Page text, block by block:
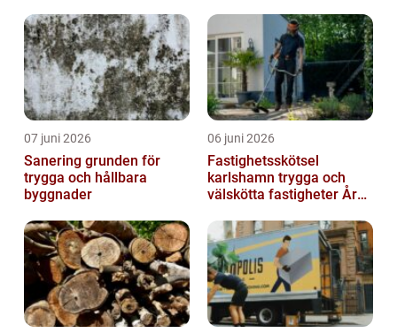
07 juni 2026
Sanering grunden för
trygga och hållbara
byggnader
06 juni 2026
Fastighetsskötsel
karlshamn trygga och
välskötta fastigheter Året